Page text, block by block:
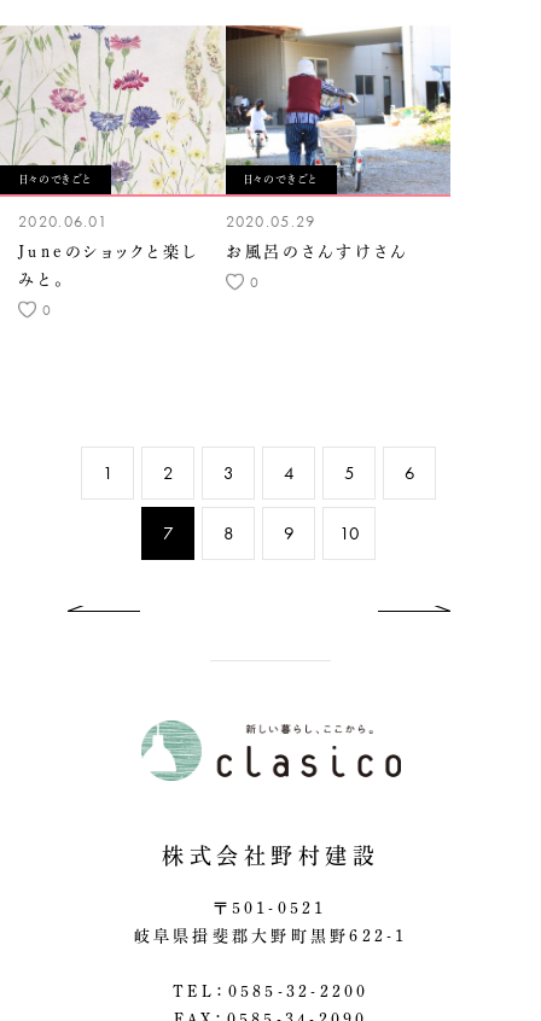
日々のできごと
2020.06.01
Juneのショックと楽し
みと。
0
日々のできごと
2020.05.29
お風呂のさんすけさん
0
1 2 3 4 5 6
7 8 9 10
株式会社野村建設
〒501-0521
岐阜県揖斐郡大野町黒野622-1
TEL：0585-32-2200